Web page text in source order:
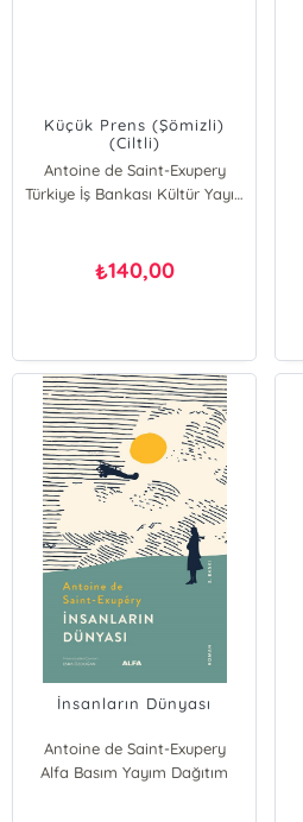
Küçük Prens (Şömizli)
(Ciltli)
Antoine de Saint-Exupery
Türkiye İş Bankası Kültür Yayınları
₺140,00
İnsanların Dünyası
Antoine de Saint-Exupery
Alfa Basım Yayım Dağıtım